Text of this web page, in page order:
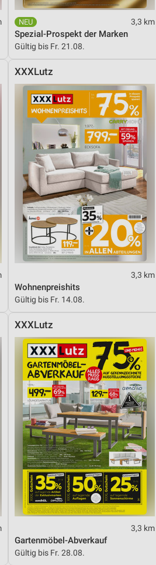
3,3 km
Spezial-Prospekt der Marken
Gültig bis Fr. 21.08.
XXXLutz
3,3 km
Wohnenpreishits
Gültig bis Fr. 14.08.
XXXLutz
3,3 km
Gartenmöbel-Abverkauf
Gültig bis Fr. 28.08.